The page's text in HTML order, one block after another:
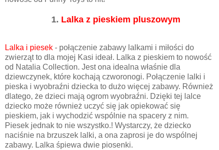
1. Lalka z pieskiem pluszowym
Lalka i piesek - połączenie zabawy lalkami i miłości do
zwierząt to dla mojej Kasi ideał. Lalka z pieskiem to nowość
od Natalia Collection. Jest ona idealna właśnie dla
dziewczynek, które kochają czworonogi. Połączenie lalki i
pieska i wyobraźni dziecka to dużo więcej zabawy. Również
dlatego, że dzieci mają ogrom wyobraźni. Dzięki tej lalce
dziecko może również uczyć się jak opiekować się
pieskiem, jak i wychodzić wspólnie na spacery z nim.
Piesek jednak to nie wszystko.! Wystarczy, że dziecko
naciśnie na brzuszek lalki, a ona zaprosi je do wspólnej
zabawy. Lalka śpiewa dwie piosenki.